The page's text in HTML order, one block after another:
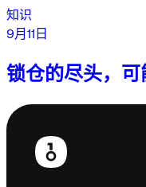
知识
9月11日
锁仓的尽头，
页